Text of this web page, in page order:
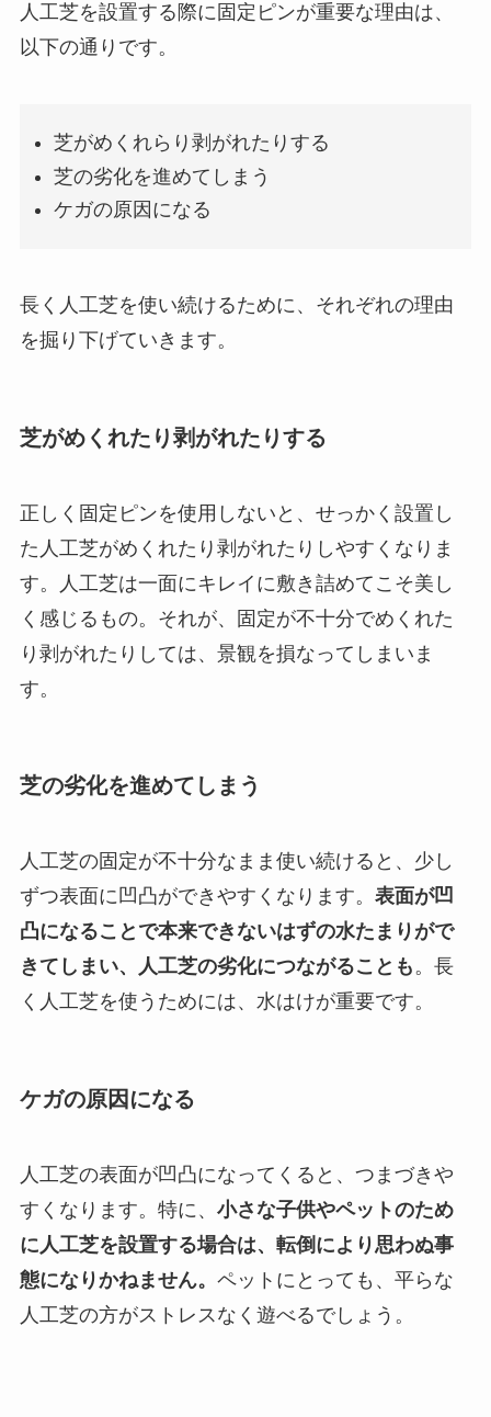
人工芝を設置する際に固定ピンが重要な理由は、
以下の通りです。
芝がめくれらり剥がれたりする
芝の劣化を進めてしまう
ケガの原因になる
長く人工芝を使い続けるために、それぞれの理由
を掘り下げていきます。
芝がめくれたり剥がれたりする
正しく固定ピンを使用しないと、せっかく設置し
た人工芝がめくれたり剥がれたりしやすくなりま
す。人工芝は一面にキレイに敷き詰めてこそ美し
く感じるもの。それが、固定が不十分でめくれた
り剥がれたりしては、景観を損なってしまいま
す。
芝の劣化を進めてしまう
人工芝の固定が不十分なまま使い続けると、少し
ずつ表面に凹凸ができやすくなります。 表面が凹
凸になることで本来できないはずの水たまりがで
きてしまい、人工芝の劣化につながることも。長
く人工芝を使うためには、水はけが重要です。
ケガの原因になる
人工芝の表面が凹凸になってくると、つまづきや
すくなります。特に、 小さな子供やペットのため
に人工芝を設置する場合は、転倒により思わぬ事
態になりかねません。 ペットにとっても、平らな
人工芝の方がストレスなく遊べるでしょう。